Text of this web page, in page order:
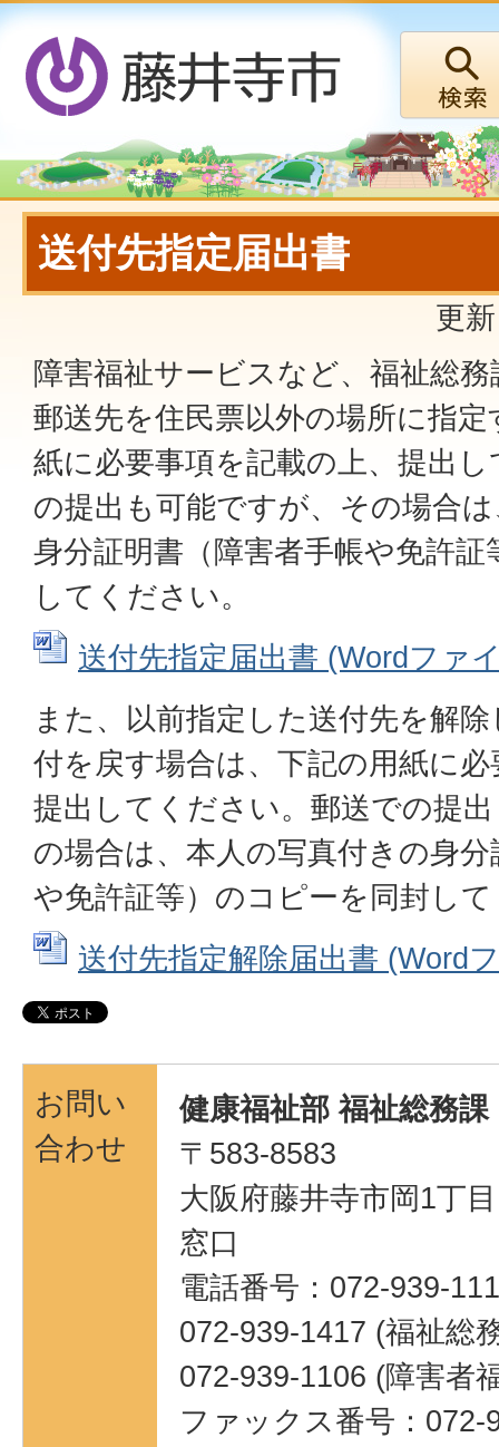
送付先指定届出書
更
障害福祉サービスなど、福祉総
郵送先を住民票以外の場所に指
紙に必要事項を記載の上、提出
の提出も可能ですが、その場合
身分証明書（障害者手帳や免許
してください。
送付先指定届出書 (Wordファ
また、以前指定した送付先を解
付を戻す場合は、下記の用紙に
提出してください。郵送での提
の場合は、本人の写真付きの身
や免許証等）のコピーを同封し
送付先指定解除届出書 (Word
お問い
合わせ
健康福祉部 福祉総務課
〒583-8583
大阪府藤井寺市岡1丁
窓口
電話番号：072-939-
072-939-1417 (福祉総
072-939-1106 (障害者
ファックス番号：072-